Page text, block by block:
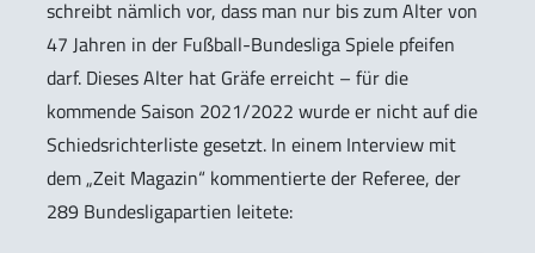
schreibt nämlich vor, dass man nur bis zum Alter von
47 Jahren in der Fußball-Bundesliga Spiele pfeifen
darf. Dieses Alter hat Gräfe erreicht – für die
kommende Saison 2021/2022 wurde er nicht auf die
Schiedsrichterliste gesetzt. In einem Interview mit
dem „Zeit Magazin“ kommentierte der Referee, der
289 Bundesligapartien leitete: